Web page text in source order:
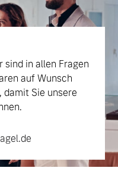
sind in allen Fragen
auf Wunsch
damit Sie unsere